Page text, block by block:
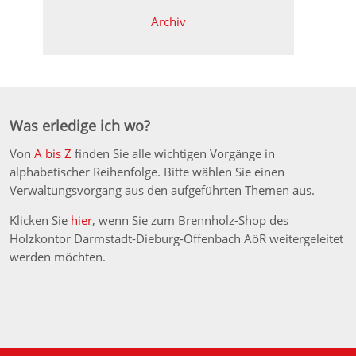
Archiv
Was erledige ich wo?
Von A bis Z finden Sie alle wichtigen Vorgänge in
alphabetischer Reihenfolge. Bitte wählen Sie einen
Verwaltungsvorgang aus den aufgeführten Themen aus.
Klicken Sie hier, wenn Sie zum Brennholz-Shop des
Holzkontor Darmstadt-Dieburg-Offenbach AöR weitergeleitet
werden möchten.